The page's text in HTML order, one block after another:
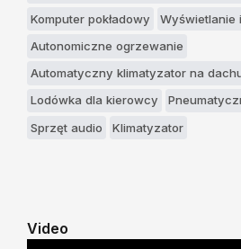
Komputer pokładowy
Wyświetlanie
Autonomiczne ogrzewanie
Automatyczny klimatyzator na
Lodówka dla kierowcy
Sprzęt audio
Klimatyzator
Video